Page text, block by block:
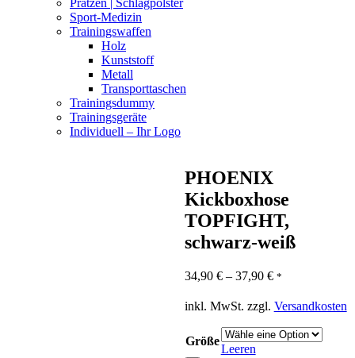
Pratzen | Schlagpolster
Sport-Medizin
Trainingswaffen
Holz
Kunststoff
Metall
Transporttaschen
Trainingsdummy
Trainingsgeräte
Individuell – Ihr Logo
PHOENIX
Kickboxhose
TOPFIGHT,
schwarz-weiß
34,90 €– 37,90 € *
inkl. MwSt. zzgl. Versandkosten
Größe
Leeren